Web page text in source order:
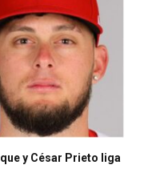
y César Prieto liga